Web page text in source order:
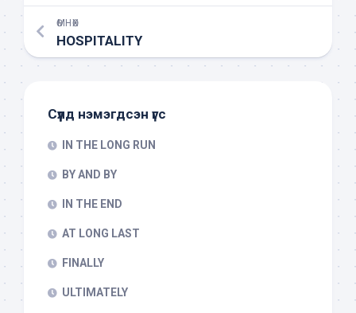
ӨМНӨХ
HOSPITALITY
Сүүлд нэмэгдсэн үгс
IN THE LONG RUN
BY AND BY
IN THE END
AT LONG LAST
FINALLY
ULTIMATELY